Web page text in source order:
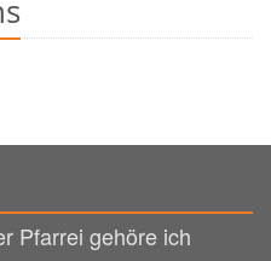
Pfarrei gehöre ich